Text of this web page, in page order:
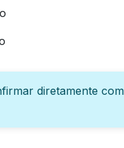
diretamente com